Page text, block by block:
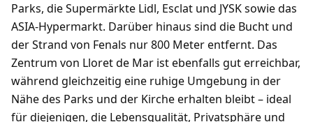
Parks, die Supermärkte Lidl, Esclat und JYSK sowie das
ASIA-Hypermarkt. Darüber hinaus sind die Bucht und
der Strand von Fenals nur 800 Meter entfernt. Das
Zentrum von Lloret de Mar ist ebenfalls gut erreichbar,
während gleichzeitig eine ruhige Umgebung in der
Nähe des Parks und der Kirche erhalten bleibt – ideal
für diejenigen, die Lebensqualität, Privatsphäre und